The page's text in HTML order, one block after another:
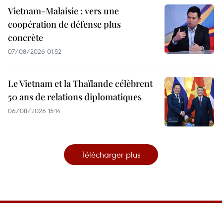
Vietnam-Malaisie : vers une
coopération de défense plus
concrète
07/08/2026 01:52
Le Vietnam et la Thaïlande célèbrent
50 ans de relations diplomatiques
06/08/2026 15:14
Télécharger plus